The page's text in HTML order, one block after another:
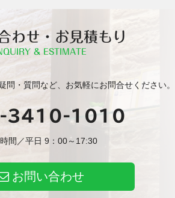
わせ・お見積もり
& ESTIMATE
問・質問など、お気軽にお問合せください。
3410-1010
間／平日 9：00～17:30
お問い合わせ